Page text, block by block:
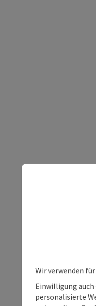
Wir verwenden
Einwilligung
personalisierte